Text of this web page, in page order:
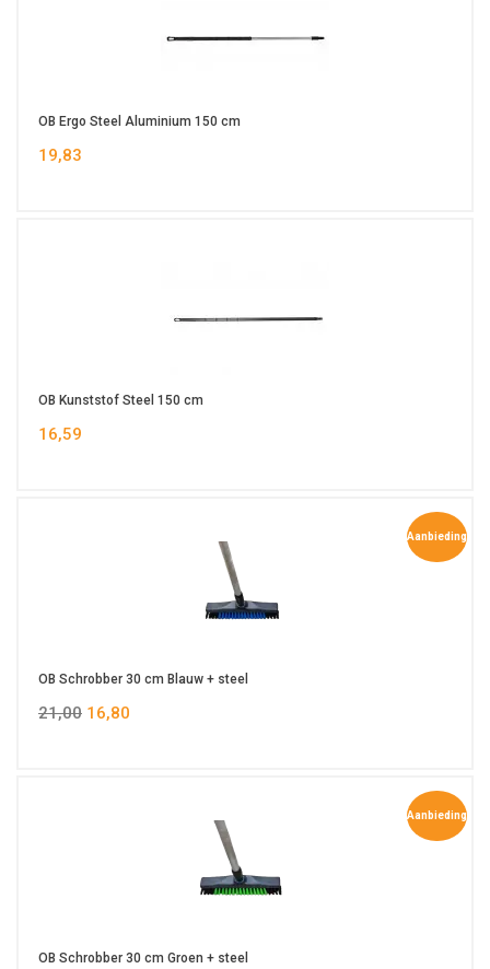
OB Ergo Steel Aluminium 150 cm
19,83
OB Kunststof Steel 150 cm
16,59
Aanbieding
OB Schrobber 30 cm Blauw + steel
21,00 16,80
Aanbieding
OB Schrobber 30 cm Groen + steel